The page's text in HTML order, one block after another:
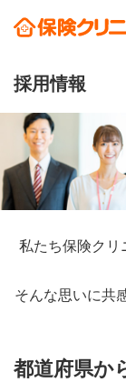
採用情報
私たち保険クリ
そんな思いに共
都道府県か